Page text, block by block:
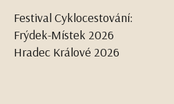
Festival Cyklocestování:
Frýdek-Místek 2026
Hradec Králové 2026